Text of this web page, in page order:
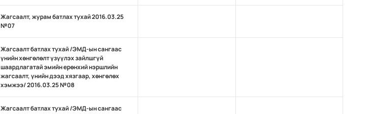
Жагсаалт, журам батлах тухай 2016.03.25
№07
Жагсаалт батлах тухай /ЭМД-ын сангаас
үнийн хөнгөлөлт үзүүлэх зайлшгүй
шаардлагатай эмийн ерөнхий нэршлийн
жагсаалт, үнийн дээд хязгаар, хөнгөлөх
хэмжээ/ 2016.03.25 №08
Жагсаалт батлах тухай /ЭМД-ын сангаас